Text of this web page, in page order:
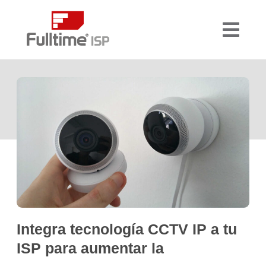
Integra tecnología CCTV IP a tu
ISP para aumentar la